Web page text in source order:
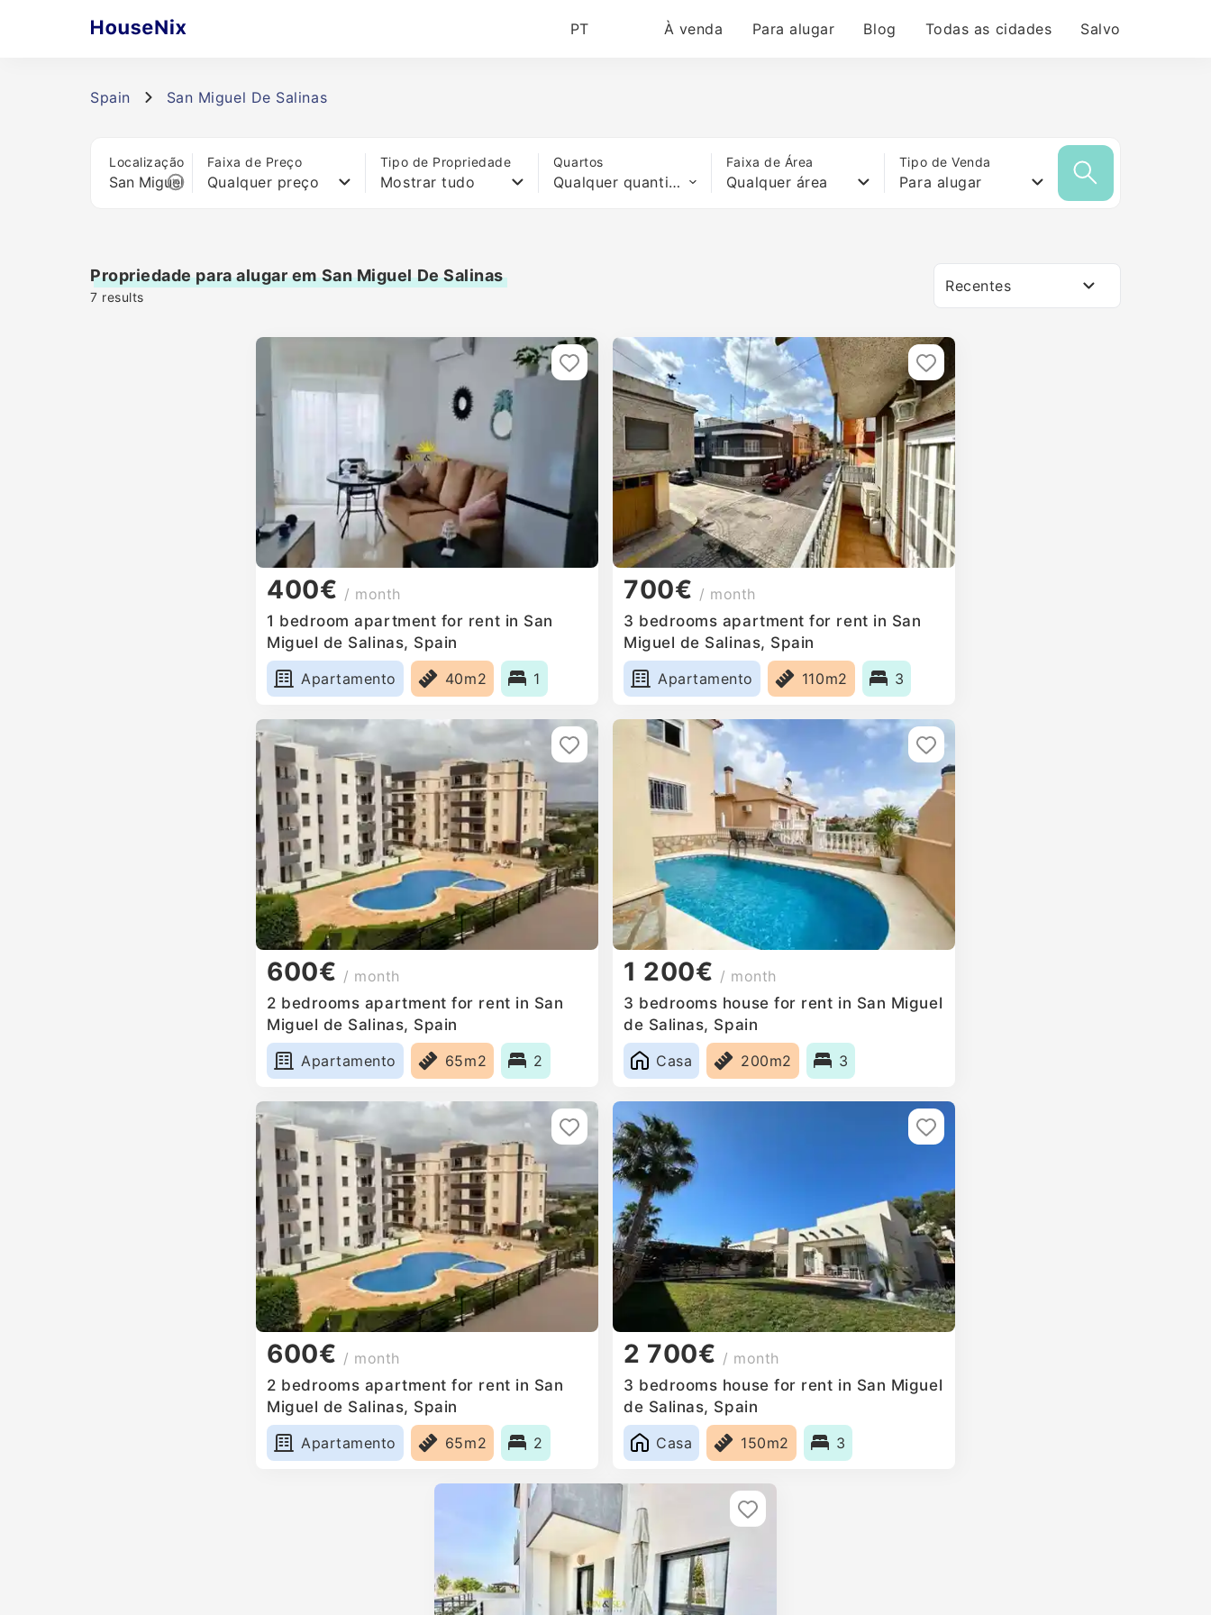
PT À venda Para alugar Blog Todas as cidades Salvo
Spain San Miguel De Salinas
Localização Faixa de Preço
Qualquer preço
Tipo de Propriedade
Mostrar tudo
Quartos
Qualquer quantidade de quartos
Faixa de Área
Qualquer área
Tipo de Venda
Para alugar
Propriedade para alugar em San Miguel De Salinas
7 results
Recentes
400€ / month
1 bedroom apartment for rent in San
Miguel de Salinas, Spain
Apartamento
40m2 1
700€ / month
3 bedrooms apartment for rent in San
Miguel de Salinas, Spain
Apartamento
110m2 3
600€ / month
2 bedrooms apartment for rent in San
Miguel de Salinas, Spain
Apartamento
65m2 2
1 200€ / month
3 bedrooms house for rent in San Miguel
de Salinas, Spain
Casa
200m2 3
600€ / month
2 bedrooms apartment for rent in San
Miguel de Salinas, Spain
Apartamento
65m2 2
2 700€ / month
3 bedrooms house for rent in San Miguel
de Salinas, Spain
Casa
150m2 3